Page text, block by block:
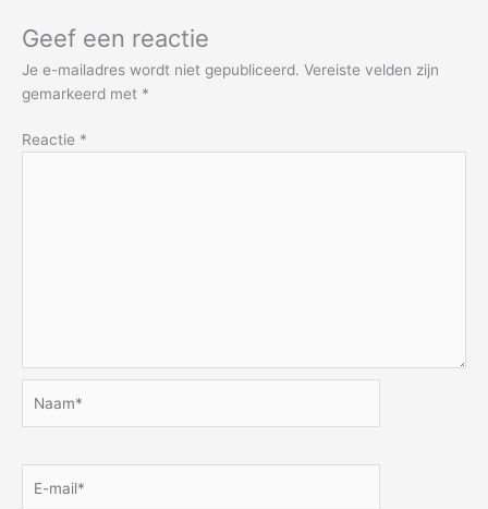
Geef een reactie
Je e-mailadres wordt niet gepubliceerd. Vereiste velden zijn
gemarkeerd met *
Reactie *
mail*